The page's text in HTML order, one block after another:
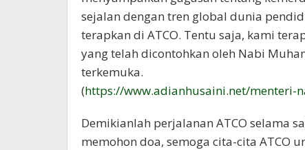
sejalan dengan tren global dunia
terapkan di ATCO. Tentu saja, kami
yang telah dicontohkan oleh Nabi
terkemuka.
(https://www.adianhusaini.net/
Demikianlah perjalanan ATCO selama
memohon doa, semoga cita-cita ATCO